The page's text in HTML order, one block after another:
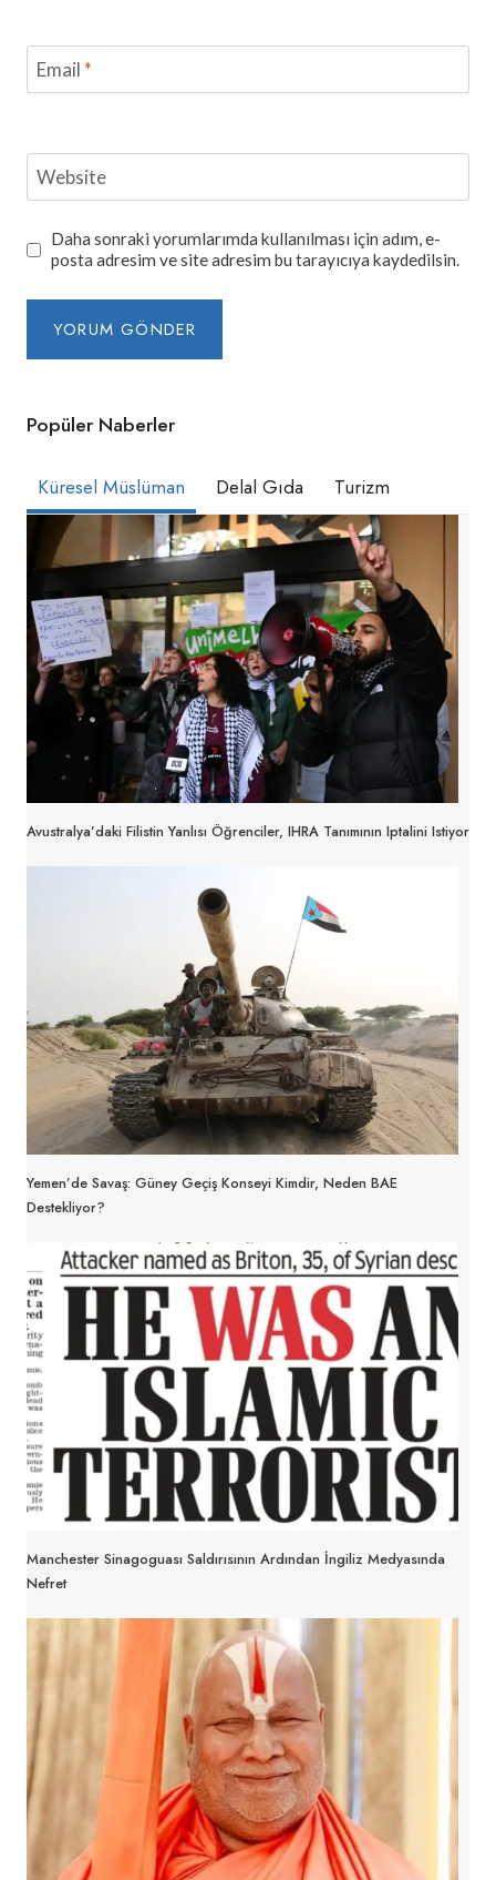
Email *
Website
Daha sonraki yorumlarımda kullanılması için adım, e-
posta adresim ve site adresim bu tarayıcıya kaydedilsin.
Popüler Naberler
Küresel Müslüman Delal Gıda Turizm
Avustralya’daki Filistin Yanlısı Öğrenciler, IHRA Tanımının Iptalini Istiyor
Yemen’de Savaş: Güney Geçiş Konseyi Kimdir, Neden BAE
Destekliyor?
Manchester Sinagoguası Saldırısının Ardından İngiliz Medyasında
Nefret